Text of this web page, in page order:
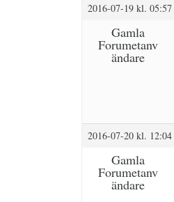
2016-07-19 kl. 05:57
Gamla
Forumetanv
ändare
2016-07-20 kl. 12:04
Gamla
Forumetanv
ändare